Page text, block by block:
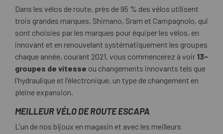
Dans les vélos de route, près de 95 % des vélos utilisent
trois grandes marques, Shimano, Sram et Campagnolo, qui
sont choisies par les marques pour équiper les vélos, en
innovant et en renouvelant systématiquement les groupes
chaque année, courant 2021, vous commencerez à voir 13-
groupes de vitesse ou changements innovants tels que
l'hydraulique et l'électronique, un type de changement en
pleine expansion.
MEILLEUR VÉLO DE ROUTE ESCAPA
L'un de nos bijoux en magasin et avec les meilleurs